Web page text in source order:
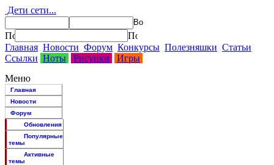
Дети сети...
Главная Новости Форум Конкурсы Полезняшки Статьи
Ссылки Ноты Рисунки
Игры
Меню
Главная
Новости
Форум
Обновления
Популярные
темы
Активные
темы